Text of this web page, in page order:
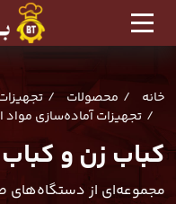
خانه محصولات
تجهیزات آماده‌سازی مواد
کباب زن و
مجموعه‌ای از